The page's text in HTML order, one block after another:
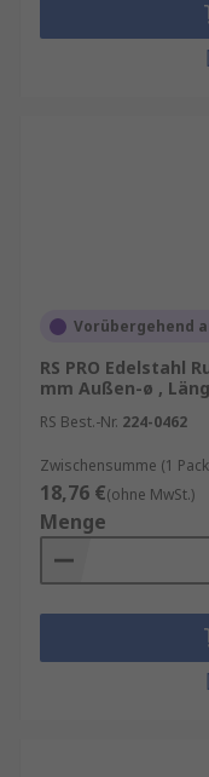
Vorübergehend
RS PRO Edelstahl
mm Außen-ø ,
RS Best.-Nr. 224-0462
Zwischensumme (1
18,76 €(ohne MwSt.)
Menge